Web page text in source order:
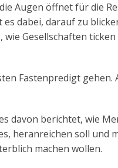
Augen öffnet für die
dabei, darauf zu
Gesellschaften
Fastenpredigt
davon berichtet, wie
heranreichen soll und
machen wollen.